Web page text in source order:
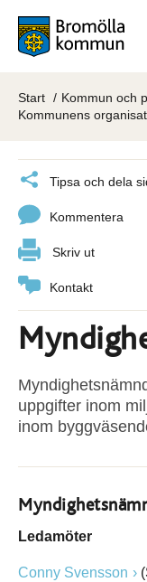
Start
Kommun och
Kommunens
Tipsa och dela
Kommentera
Skriv ut
Kontakt
uppgifter inom
inom
Ledamöter
Conny Svensson